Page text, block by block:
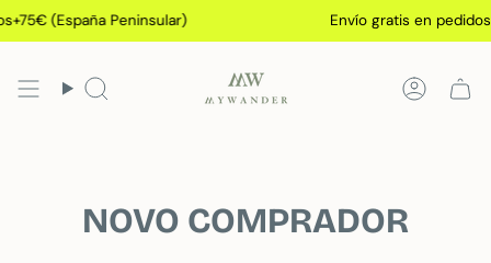
Ir
al
(España Peninsular) Envío gratis en
Búsqueda Cuenta
NOVO COMPRADOR